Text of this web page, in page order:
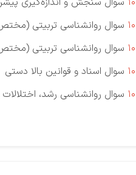
10 سوال روانشناسی تربیتی (مختص
10 سوال روانشناسی تربیتی (مختص
10 سوال اسناد و قوانین بالا دستی
10 سوال روانشناسی رشد، اختلالات